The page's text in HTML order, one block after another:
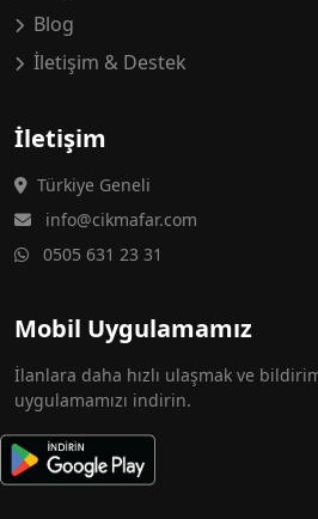
Blog
İletişim & Destek
İletişim
Türkiye Geneli
info@cikmafar.com
0505 631 23 31
Mobil Uygulamamız
İlanlara daha hızlı ulaşmak ve
uygulamamızı indirin.